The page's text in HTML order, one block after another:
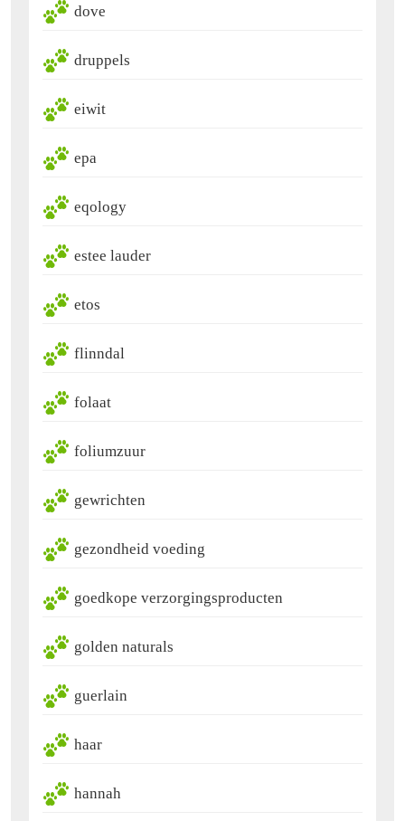
dove
druppels
eiwit
epa
eqology
estee lauder
etos
flinndal
folaat
foliumzuur
gewrichten
gezondheid voeding
goedkope verzorgingsproducten
golden naturals
guerlain
haar
hannah